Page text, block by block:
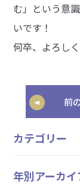
む」という意
いです！
何卒、よろし
前
カテゴリー
年別アーカイ